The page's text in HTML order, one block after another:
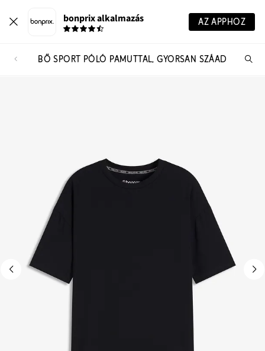
bonprix alkalmazás AZ APPHOZ
BŐ SPORT PÓLÓ PAMUTTAL, GYORSAN SZÁAD